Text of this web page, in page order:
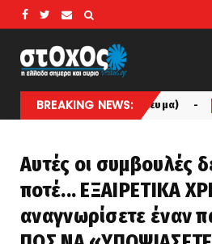
BREAKING NEWS:
δημοσίευμα) latest Ο ήρωας
Αυτές οι συμβουλές
ποτέ... ΕΞΑΙΡΕΤΙΚΑ
αναγνωρίσετε έναν